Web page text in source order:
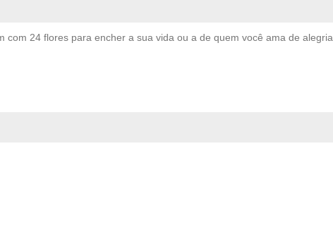
com 24 flores para encher a sua vida ou a de quem você ama de alegria.